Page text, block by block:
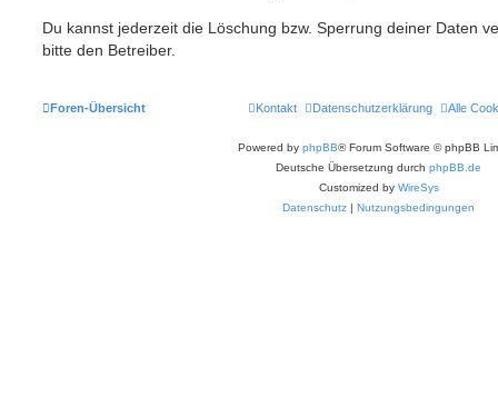
Du kannst jederzeit die Löschung bzw. Sperrung deiner Daten
bitte den Betreiber.
Foren-Übersicht Alle
Datenschutzerklärung
Kontakt
Powered by phpBB® Forum Software © phpBB
Deutsche Übersetzung durch phpBB.de
Customized by WireSys
Datenschutz | Nutzungsbedingungen